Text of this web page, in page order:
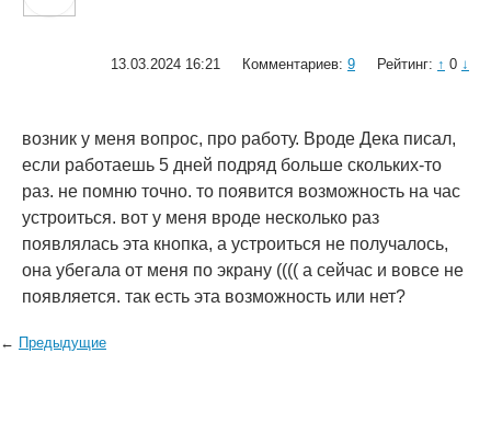
13.03.2024 16:21 Комментариев: 9 Рейтинг: ↑ 0 ↓
возник у меня вопрос, про работу. Вроде Дека писал,
если работаешь 5 дней подряд больше скольких-то
раз. не помню точно. то появится возможность на час
устроиться. вот у меня вроде несколько раз
появлялась эта кнопка, а устроиться не получалось,
она убегала от меня по экрану (((( а сейчас и вовсе не
появляется. так есть эта возможность или нет?
← Предыдущие